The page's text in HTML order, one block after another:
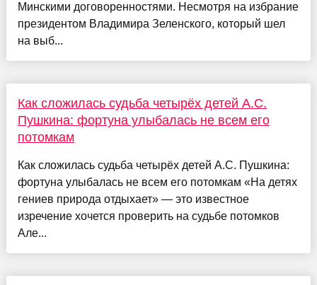
Минскими договоренностями. Несмотря на избрание
президентом Владимира Зеленского, который шел
на выб...
Как сложилась судьба четырёх детей А.С.
Пушкина: фортуна улыбалась не всем его
потомкам
Как сложилась судьба четырёх детей А.С. Пушкина:
фортуна улыбалась не всем его потомкам «На детях
гениев природа отдыхает» — это известное
изречение хочется проверить на судьбе потомков
Але...